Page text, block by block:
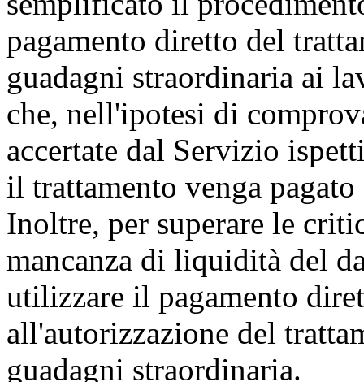
pagamento diretto del
guadagni straordinaria ai
che, nell'ipotesi di
accertate dal Servizio
il trattamento venga
Inoltre, per superare le
mancanza di liquidità del
utilizzare il pagamento
all'autorizzazione del
guadagni straordinaria.